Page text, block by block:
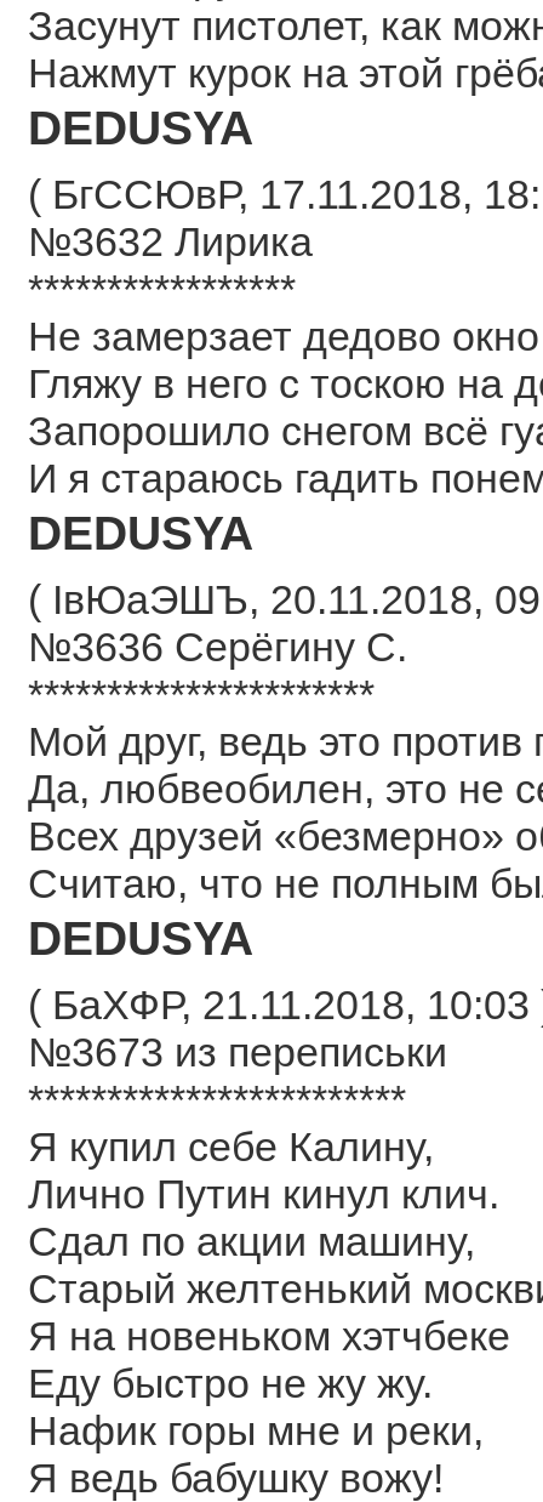
Засунут пистолет, как
Нажмут курок на этой
DEDUSYA
( БгССЮвР, 17.11.2018,
№3632 Лирика
*****************
Не замерзает дедово
Гляжу в него с тоскою на
Запорошило снегом всё
И я стараюсь гадить
DEDUSYA
( ІвЮаЭШЪ, 20.11.2018,
№3636 Серёгину С.
**********************
Мой друг, ведь это против
Да, любвеобилен, это не
Всех друзей «безмерно»
Считаю, что не полным
DEDUSYA
( БаХФР, 21.11.2018, 10:03
№3673 из переписьки
************************
Я купил себе Калину,
Лично Путин кинул клич.
Сдал по акции машину,
Старый желтенький
Я на новеньком хэтчбеке
Еду быстро не жу жу.
Нафик горы мне и реки,
Я ведь бабушку вожу!